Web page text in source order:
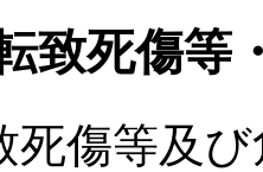
死傷等
死傷等及